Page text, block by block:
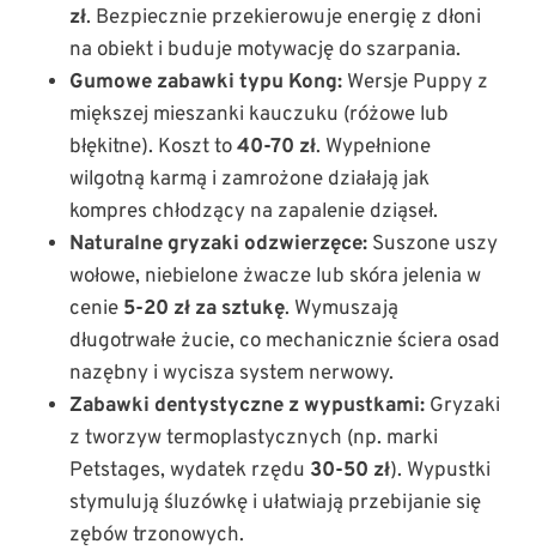
zł. Bezpiecznie przekierowuje energię z dłoni
na obiekt i buduje motywację do szarpania.
Gumowe zabawki typu Kong: Wersje Puppy z
miększej mieszanki kauczuku (różowe lub
błękitne). Koszt to40-70 zł. Wypełnione
wilgotną karmą i zamrożone działają jak
kompres chłodzący na zapalenie dziąseł.
Naturalne gryzaki odzwierzęce: Suszone uszy
wołowe, niebielone żwacze lub skóra jelenia w
cenie 5-20 zł za sztukę. Wymuszają
długotrwałe żucie, co mechanicznie ściera osad
nazębny i wycisza system nerwowy.
Zabawki dentystyczne z wypustkami: Gryzaki
z tworzyw termoplastycznych (np. marki
Petstages, wydatek rzędu 30-50 zł). Wypustki
stymulują śluzówkę i ułatwiają przebijanie się
zębów trzonowych.